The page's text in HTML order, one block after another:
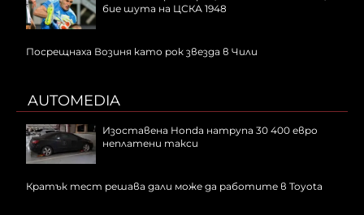
бие шута на ЦСКА 1948
Посрещнаха Возиня като рок звезда в Чили
AUTOMEDIA
Изоставена Honda натрупа 30 400 евро
неплатени такси
Кратък тест решава дали може да работите в Toyota